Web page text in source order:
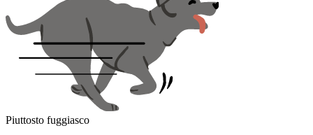
Piuttosto fuggiasco